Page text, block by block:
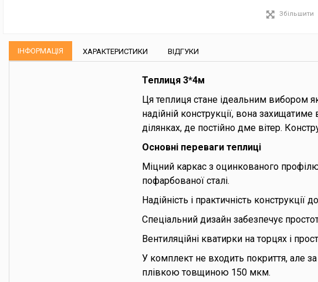
Збільшити
ІНФОРМАЦІЯ ХАРАКТЕРИСТИКИ ВІДГУКИ
Теплиця 3*4м
Ця теплиця стане ідеальним вибором
надійній конструкції, вона
ділянках, де постійно дме вітер.
Основні переваги теплиці
Міцний каркас з оцинкованого профілю
пофарбованої сталі.
Надійність і практичність
Спеціальний дизайн забезпечує
Вентиляційні кватирки на торцях і
У комплект не входить покриття, але
плівкою товщиною 150 мкм.